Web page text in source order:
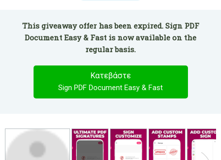
This giveaway offer has been expired. Sign PDF
Document Easy & Fast is now available on the
regular basis.
Κατεβάστε
Sign PDF Document Easy & Fast